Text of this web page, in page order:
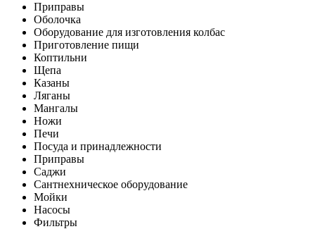
Приправы
Оболочка
Оборудование для изготовления колбас
Приготовление пищи
Коптильни
Щепа
Казаны
Ляганы
Мангалы
Ножи
Печи
Посуда и принадлежности
Приправы
Саджи
Сантнехническое оборудование
Мойки
Насосы
Фильтры